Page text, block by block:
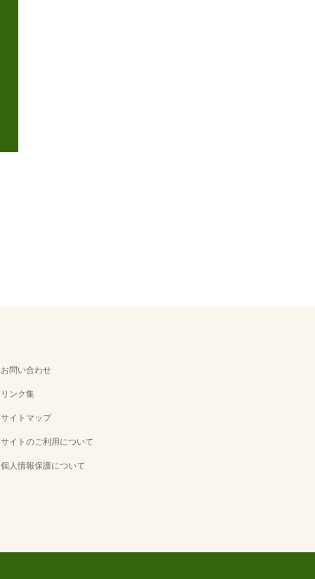
お問い合わせ
リンク集
サイトマップ
サイトのご利用について
個人情報保護について